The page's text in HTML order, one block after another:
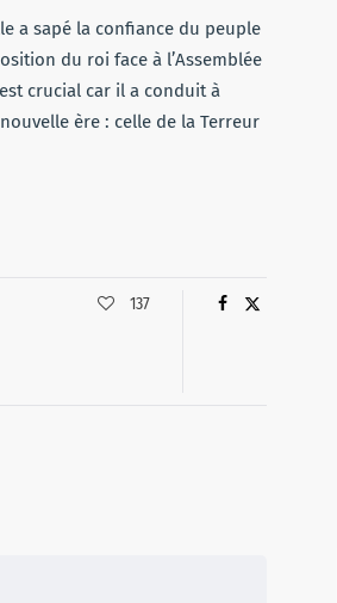
a sapé la confiance du peuple
du roi face à l’Assemblée
crucial car il a conduit à
ère : celle de la Terreur
137